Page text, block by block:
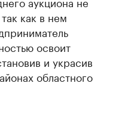
как в нем
освоит
и украсив
областного